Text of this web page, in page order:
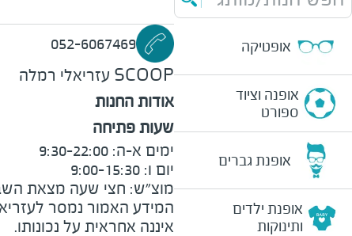
אופטיקה
אופנה וציוד
ספורט
אופנת גברים
אופנת ילדים
ותינוקות
052-6067469
SCOOP עזריאלי רמלה
אודות החנות
שעות פתיחה
מוצ״ש: חצי שעה מצאת השבת
המידע האמור נמסר